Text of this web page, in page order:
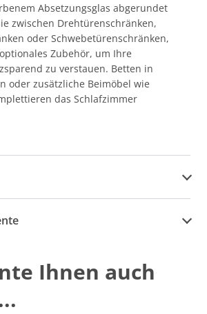
Absetzungsglas abgerundet
zwischen Drehtürenschränken,
oder Schwebetürenschränken,
Zubehör, um Ihre
zu verstauen. Betten in
oder zusätzliche Beimöbel wie
das Schlafzimmer
Ihnen auch